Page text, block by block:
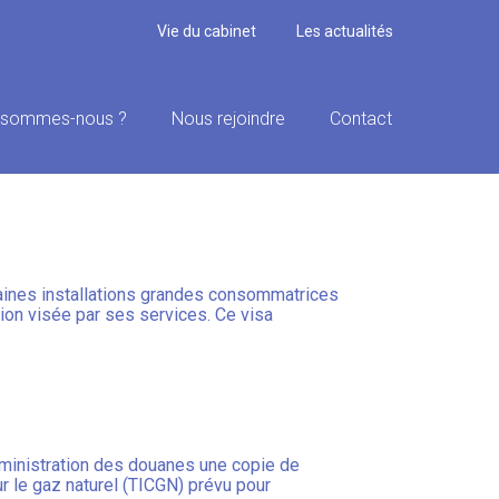
Vie du cabinet Les actualités
nous ? Nous rejoindre Contact
installations grandes consommatrices
visée par ses services. Ce visa
des douanes une copie de
gaz naturel (TICGN) prévu pour